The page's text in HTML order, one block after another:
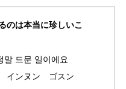
のは本当に珍しいこ
말 드문 일이에요
ンヌン ゴスン